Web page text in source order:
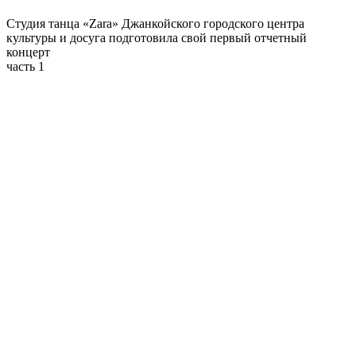
Студия танца «Zara» Джанкойского городского центра
культуры и досуга подготовила свой первый отчетный
концерт
часть 1